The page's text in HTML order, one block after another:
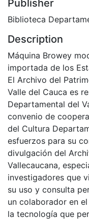
Publisher
Biblioteca
Description
Máquina Browey
importada de los
El Archivo del
Valle del Cauca es
Departamental del
convenio de
del Cultura
esfuerzos para su
divulgación del
Vallecaucana,
investigadores que
su uso y consulta
un colaborador en
la tecnología que